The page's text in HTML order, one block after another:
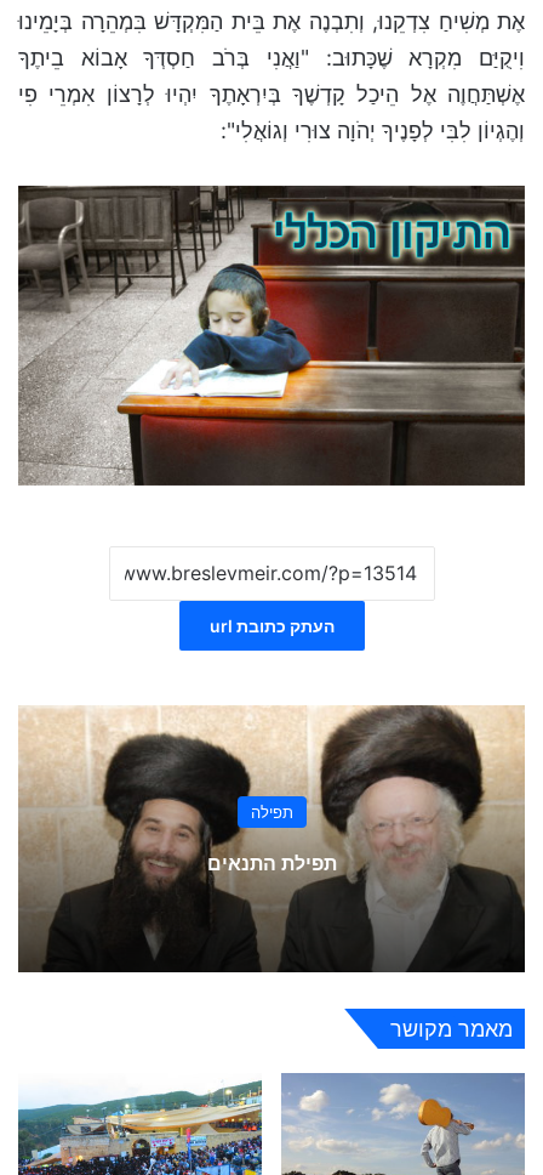
אֶת מְשִׁיחַ צִדְקֵנוּ, וְתִבְנֶה אֶת בֵּית הַמִּקְדָּשׁ בִּמְהֵרָה בְּיָמֵינוּ
וִיקֻיַּם מִקְרָא שֶׁכָּתוּב: "וַאֲנִי בְּרֹב חַסְדְּךָ אָבוֹא בֵיתֶךָ
אֶשְׁתַּחֲוֶה אֶל הֵיכַל קָדְשֶׁךָ בְּיִרְאָתֶךָ יִהְיוּ לְרָצוֹן אִמְרֵי פִי
וְהֶגְיוֹן לִבִּי לְפָנֶיךָ יְהֹוָה צוּרִי וְגוֹאֲלִי":
העתק כתובת url
תפילה
תפילת התנאים
מאמר מקושר